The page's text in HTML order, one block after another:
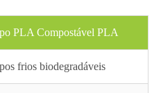
PLA Compostável PLA
frios biodegradáveis